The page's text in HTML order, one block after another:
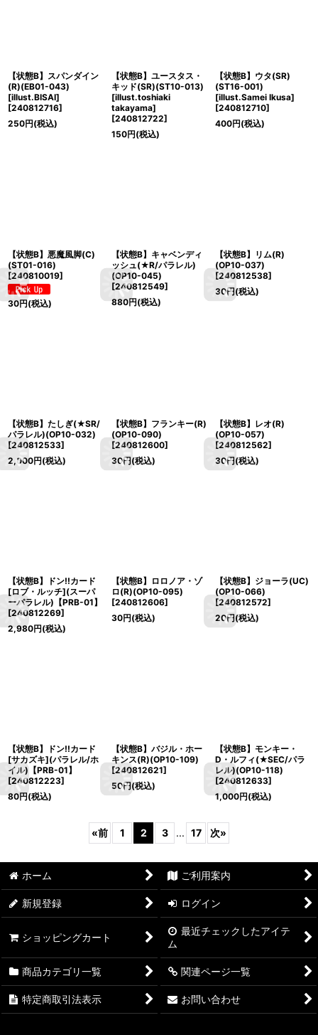
【状態B】スパンダイン
(R)(EB01-043)
[illust.BISAI]
[240812716]
250円(税込)
【状態B】ユースタス・
キッド(SR)(ST10-013)
[illust.toshiaki
takayama]
[240812722]
150円(税込)
【状態B】ウタ(SR)
(ST16-001)
[illust.Samei Ikusa]
[240812710]
400円(税込)
【状態B】悪魔風脚(C)
(ST01-016)
[240810019]
30円(税込)
【状態B】キャベンディ
ッシュ(★R/パラレル)
(OP10-045)
[240812549]
880円(税込)
【状態B】リム(R)
(OP10-037)
[240812538]
30円(税込)
【状態B】たしぎ(★SR/
パラレル)(OP10-032)
[240812533]
2,000円(税込)
【状態B】フランキー(R)
(OP10-090)
[240812600]
30円(税込)
【状態B】レオ(R)
(OP10-057)
[240812562]
30円(税込)
【状態B】ドン!!カード
[ロブ・ルッチ](スーパ
ーパラレル)【PRB-01】
[240812269]
2,980円(税込)
【状態B】ロロノア・ゾ
ロ(R)(OP10-095)
[240812606]
30円(税込)
【状態B】ジョーラ(UC)
(OP10-066)
[240812572]
20円(税込)
【状態B】ドン!!カード
[サカズキ](パラレル/ホ
イル)【PRB-01】
[240812223]
80円(税込)
【状態B】バジル・ホー
キンス(R)(OP10-109)
[240812621]
50円(税込)
【状態B】モンキー・
D・ルフィ(★SEC/パラ
レル)(OP10-118)
[240812633]
1,000円(税込)
«前 1 2 3 ... 17 次»
ホーム ご利用案内
新規登録 ログイン
ショッピングカート
最近チェックしたアイテ
ム
商品カテゴリ一覧 関連ページ一覧
特定商取引法表示 お問い合わせ